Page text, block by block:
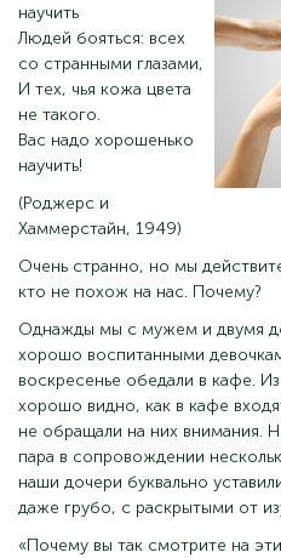
научить
Людей бояться: всех
со странными глазами,
И тех, чья кожа цвета
не такого.
Вас надо хорошенько
научить!
(Роджерс и
Хаммерстайн, 1949)
Очень странно, но мы
кто не похож на нас. Почему?
Однажды мы с мужем и двумя
хорошо воспитанными
воскресенье обедали в кафе.
хорошо видно, как в кафе
не обращали на них внимания.
пара в сопровождении
наши дочери буквально
даже грубо, с раскрытыми от
«Почему вы так смотрите на